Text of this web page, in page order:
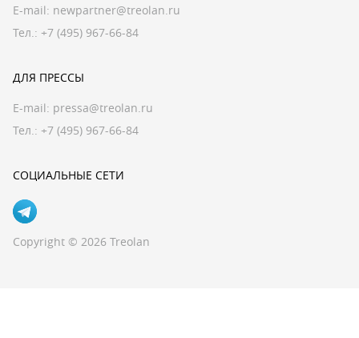
E-mail: newpartner@treolan.ru
Тел.: +7 (495) 967-66-84
ДЛЯ ПРЕССЫ
E-mail: pressa@treolan.ru
Тел.: +7 (495) 967-66-84
СОЦИАЛЬНЫЕ СЕТИ
Copyright © 2026 Treolan